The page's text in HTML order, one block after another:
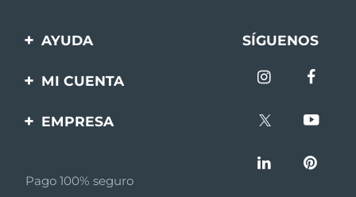
AYUDA
Contáctanos
SÍGUENOS
MI CUENTA
Registro de productos
EMPRESA
Afiliados
Pago 100% seguro